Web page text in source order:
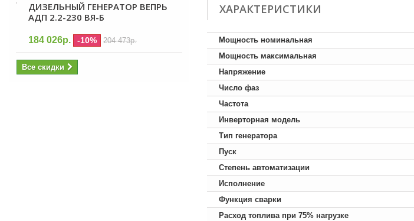
ДИЗЕЛЬНЫЙ ГЕНЕРАТОР ВЕПРЬ
АДП 2.2-230 ВЯ-Б
184 026р. -10% 204 473р.
Все скидки
ХАРАКТЕРИСТИКИ
Мощность номинальная
Мощность максимальная
Напряжение
Число фаз
Частота
Инверторная модель
Тип генератора
Пуск
Степень автоматизации
Исполнение
Функция сварки
Расход топлива при 75% нагрузке